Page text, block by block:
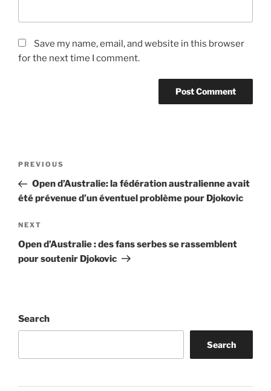
Save my name, email, and website in this browser
for the next time I comment.
Previous
Post
PREVIOUS
Open d’Australie: la fédération australienne avait
été prévenue d’un éventuel problème pour Djokovic
Next
Post
NEXT
Open d’Australie : des fans serbes se rassemblent
pour soutenir Djokovic
Search
Search